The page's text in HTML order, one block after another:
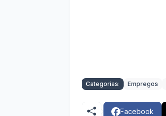
Categorias: Empregos
Facebook